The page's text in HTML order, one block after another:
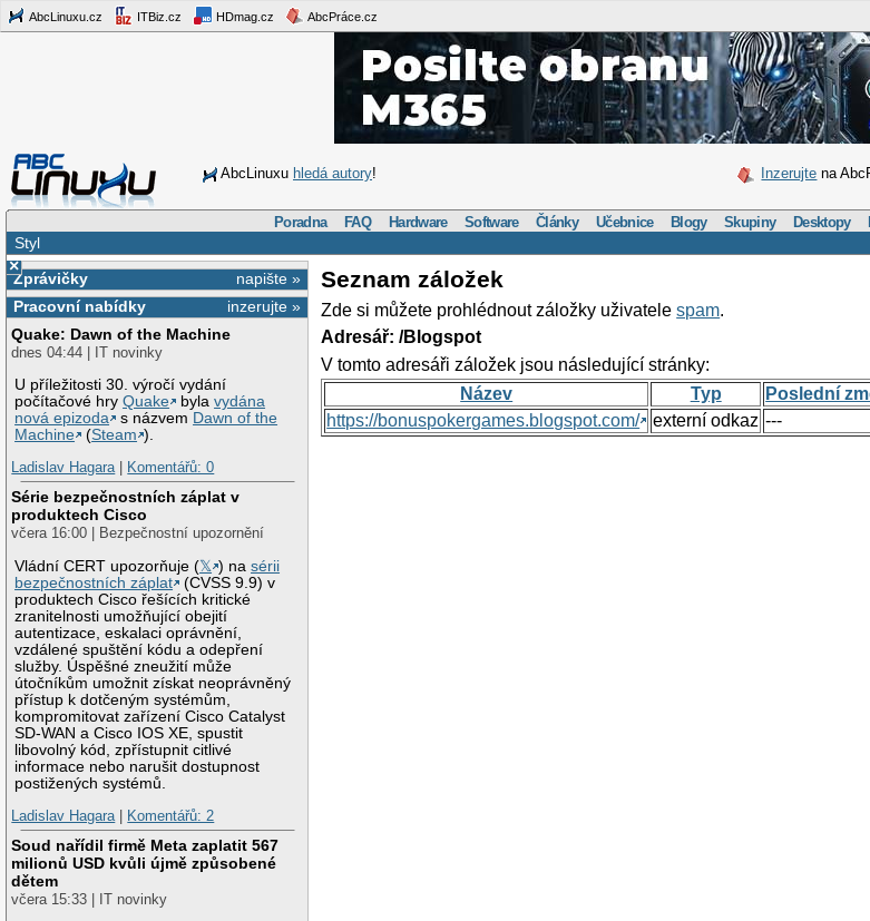
AbcLinuxu.cz ITBiz.cz HDmag.cz AbcPráce.cz
AbcLinuxu hledá autory! Inzerujte na
Poradna FAQ Hardware Software Články Učebnice Blogy Skupiny Desktopy
Styl
×
napište »
Zprávičky
inzerujte »
Pracovní nabídky
Quake: Dawn of the Machine
dnes 04:44 | IT novinky
U příležitosti 30. výročí vydání
počítačové hryQuake bylavydána
nová epizoda
s názvem Dawn of the
Machine
(Steam ).
Ladislav Hagara| Komentářů: 0
Série bezpečnostních záplat v
produktech Cisco
včera 16:00 | Bezpečnostní upozornění
Vládní CERT upozorňuje (𝕏 ) nasérii
bezpečnostních záplat
(CVSS 9.9) v
produktech Cisco řešících kritické
zranitelnosti umožňující obejití
autentizace, eskalaci oprávnění,
vzdálené spuštění kódu a odepření
služby. Úspěšné zneužití může
útočníkům umožnit získat neoprávněný
přístup k dotčeným systémům,
kompromitovat zařízení Cisco Catalyst
SD-WAN a Cisco IOS XE, spustit
libovolný kód, zpřístupnit citlivé
informace nebo narušit dostupnost
postižených systémů.
Ladislav Hagara| Komentářů: 2
Soud nařídil firmě Meta zaplatit 567
milionů USD kvůli újmě způsobené
dětem
včera 15:33 | IT novinky
Seznam záložek
Zde si můžete prohlédnout záložky uživatelespam.
Adresář: /Blogspot
V tomto adresáři záložek jsou následující stránky:
Název
Typ
Poslední
https://bonuspokergames.blogspot.com/
externí odkaz ---